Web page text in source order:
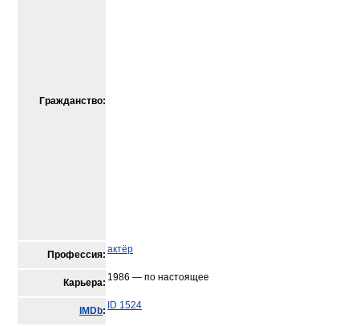
Гражданство:
Профессия: актёр
Карьера: 1986 — по настоящее
IMDb: ID 1524